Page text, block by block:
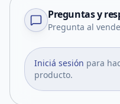
Preguntas y
Pregunta al
Iniciá sesión para
producto.